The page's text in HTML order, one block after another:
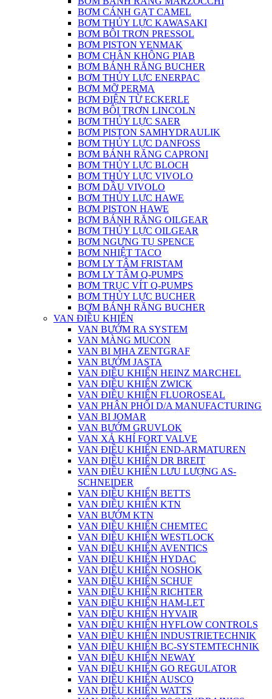
BƠM CÁNH GẠT CAMEL
BƠM THỦY LỰC KAWASAKI
BƠM BÔI TRƠN PRESSOL
BƠM PISTON YENMAK
BƠM CHÂN KHÔNG PIAB
BƠM BÁNH RĂNG BUCHER
BƠM THỦY LỰC ENERPAC
BƠM MỠ PERMA
BƠM ĐIỆN TỪ ECKERLE
BƠM BÔI TRƠN LINCOLN
BƠM THỦY LỰC SAER
BƠM PISTON SAMHYDRAULIK
BƠM THỦY LỰC DANFOSS
BƠM BÁNH RĂNG CAPRONI
BƠM THỦY LỰC BLOCH
BƠM THỦY LỰC VIVOLO
BƠM DẦU VIVOLO
BƠM THỦY LỰC HAWE
BƠM PISTON HAWE
BƠM BÁNH RĂNG OILGEAR
BƠM THỦY LỰC OILGEAR
BƠM NGƯNG TỤ SPENCE
BƠM NHIỆT TACO
BƠM LY TÂM FRISTAM
BƠM LY TÂM Q-PUMPS
BƠM TRỤC VÍT Q-PUMPS
BƠM THỦY LỰC BUCHER
BƠM BÁNH RĂNG BUCHER
VAN ĐIỀU KHIỂN
VAN BƯỚM RA SYSTEM
VAN MÀNG MUCON
VAN BI MHA ZENTGRAF
VAN BƯỚM JASTA
VAN ĐIỀU KHIỂN HEINZ MARCHEL
VAN ĐIỀU KHIỂN ZWICK
VAN ĐIỀU KHIỂN FLUOROSEAL
VAN PHÂN PHỐI D/A MANUFACTURING
VAN BI JOMAR
VAN BƯỚM GRUVLOK
VAN XẢ KHÍ FORT VALVE
VAN ĐIỀU KHIỂN END-ARMATUREN
VAN ĐIỀU KHIỂN DR BREIT
VAN ĐIỀU KHIỂN LƯU LƯỢNG AS-
SCHNEIDER
VAN ĐIỀU KHIỂN BETTS
VAN ĐIỀU KHIỂN KTN
VAN BƯỚM KTN
VAN ĐIỀU KHIỂN CHEMTEC
VAN ĐIỀU KHIỂN WESTLOCK
VAN ĐIỀU KHIỂN AVENTICS
VAN ĐIỀU KHIỂN HYDAC
VAN ĐIỀU KHIỂN NOSHOK
VAN ĐIỀU KHIỂN SCHUF
VAN ĐIỀU KHIỂN RICHTER
VAN ĐIỀU KHIỂN HAM-LET
VAN ĐIỀU KHIỂN HYVAIR
VAN ĐIỀU KHIỂN HYFLOW CONTROLS
VAN ĐIỀU KHIỂN INDUSTRIETECHNIK
VAN ĐIỀU KHIỂN BC-SYSTEMTECHNIK
VAN ĐIỀU KHIỂN NEWAY
VAN ĐIỀU KHIỂN GO REGULATOR
VAN ĐIỀU KHIỂN AUSCO
VAN ĐIỀU KHIỂN WATTS